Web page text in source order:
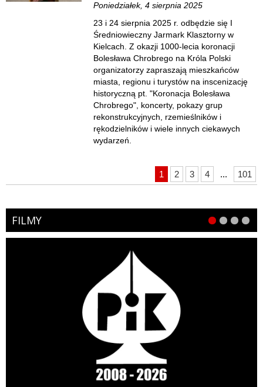
Poniedziałek, 4 sierpnia 2025
23 i 24 sierpnia 2025 r. odbędzie się I
Średniowieczny Jarmark Klasztorny w
Kielcach. Z okazji 1000-lecia koronacji
Bolesława Chrobrego na Króla Polski
organizatorzy zapraszają mieszkańców
miasta, regionu i turystów na inscenizację
historyczną pt. "Koronacja Bolesława
Chrobrego", koncerty, pokazy grup
rekonstrukcyjnych, rzemieślników i
rękodzielników i wiele innych ciekawych
wydarzeń.
1 2 3 4 ... 101
FILMY